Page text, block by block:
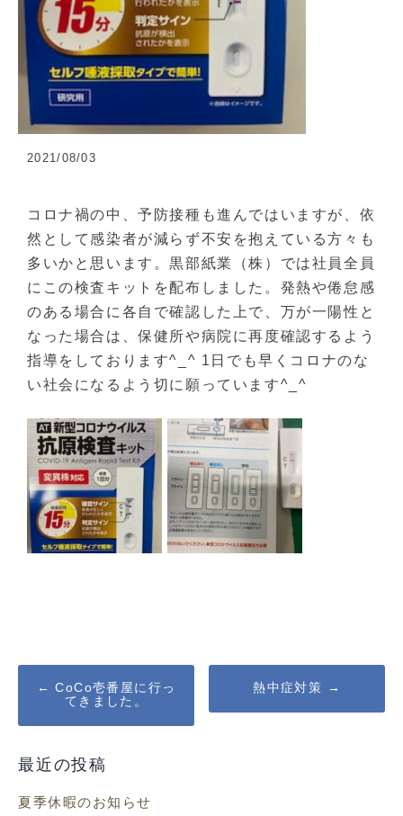
2021/08/03
コロナ禍の中、予防接種も進んではいますが、依
然として感染者が減らず不安を抱えている方々も
多いかと思います。黒部紙業（株）では社員全員
にこの検査キットを配布しました。発熱や倦怠感
のある場合に各自で確認した上で、万が一陽性と
なった場合は、保健所や病院に再度確認するよう
指導をしております^_^ 1日でも早くコロナのな
い社会になるよう切に願っています^_^
Post
navigation
← CoCo壱番屋に行っ
てきました。
熱中症対策 →
最近の投稿
夏季休暇のお知らせ